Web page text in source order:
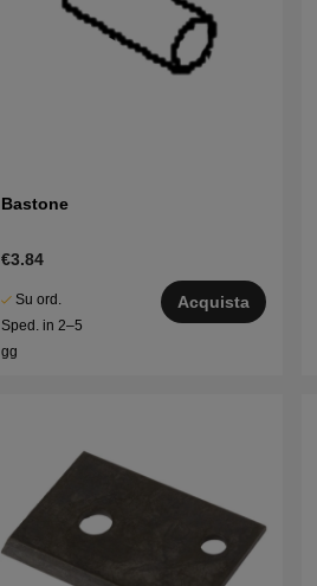
Bastone
€3.84
Su ord.
Sped. in 2–5
gg
Acquista